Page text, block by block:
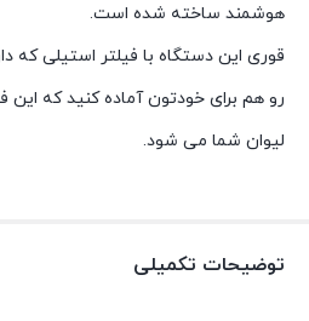
هوشمند ساخته شده است.
قوری این دستگاه با فیلتر استیلی که
رو هم برای خودتون آماده کنید که این
لیوان شما می شود.
توضیحات تکمیلی